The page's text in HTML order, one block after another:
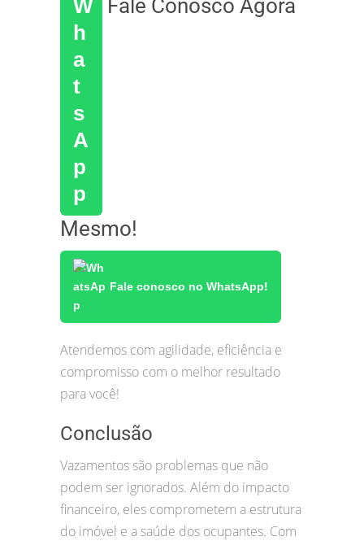
Fale Conosco Agora
Mesmo!
Fale conosco no WhatsApp!
Atendemos com agilidade, eficiência e
compromisso com o melhor resultado
para você!
Conclusão
Vazamentos são problemas que não
podem ser ignorados. Além do impacto
financeiro, eles comprometem a estrutura
do imóvel e a saúde dos ocupantes. Com